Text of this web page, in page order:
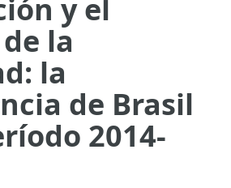
y el
la
la
de Brasil
2014-